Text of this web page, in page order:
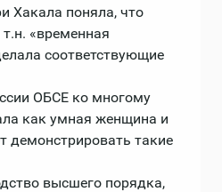
Хакала поняла, что
т.н. «временная
соответствующие
ОБСЕ ко многому
как умная женщина и
демонстрировать такие
высшего порядка,